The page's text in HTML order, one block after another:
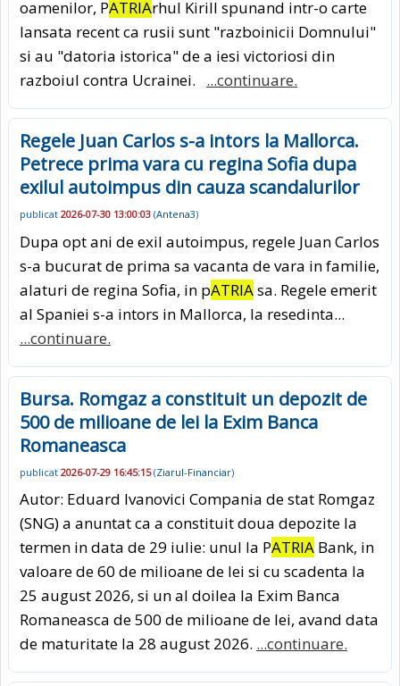
oamenilor, PATRIArhul Kirill spunand intr-o carte
lansata recent ca rusii sunt "razboinicii Domnului"
si au "datoria istorica" de a iesi victoriosi din
razboiul contra Ucrainei. ...continuare.
Regele Juan Carlos s-a intors la Mallorca.
Petrece prima vara cu regina Sofia dupa
exilul autoimpus din cauza scandalurilor
publicat 2026-07-30 13:00:03 (Antena3)
Dupa opt ani de exil autoimpus, regele Juan Carlos
s-a bucurat de prima sa vacanta de vara in familie,
alaturi de regina Sofia, in pATRIAsa. Regele emerit
al Spaniei s-a intors in Mallorca, la resedinta...
...continuare.
Bursa. Romgaz a constituit un depozit de
500 de milioane de lei la Exim Banca
Romaneasca
publicat 2026-07-29 16:45:15(Ziarul-Financiar)
Autor: Eduard Ivanovici Compania de stat Romgaz
(SNG) a anuntat ca a constituit doua depozite la
termen in data de 29 iulie: unul la PATRIA Bank, in
valoare de 60 de milioane de lei si cu scadenta la
25 august 2026, si un al doilea la Exim Banca
Romaneasca de 500 de milioane de lei, avand data
de maturitate la 28 august 2026. ...continuare.